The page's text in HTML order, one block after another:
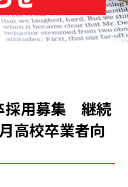
用募集 継続
高校卒業者向